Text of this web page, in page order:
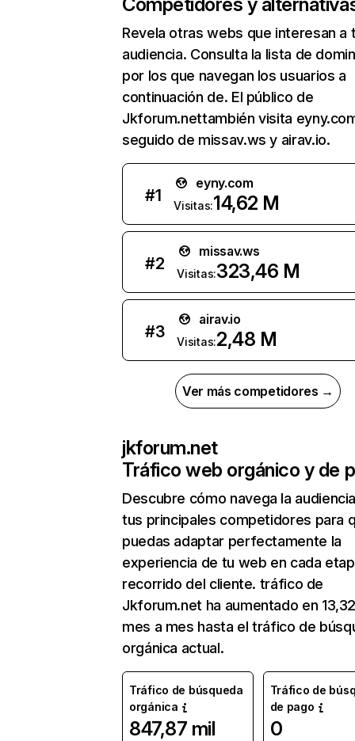
Revela otras webs que interesan a
audiencia. Consulta la lista de
por los que navegan los usuarios a
continuación de. El público de
Jkforum.nettambién visita
seguido de missav.ws y airav.io.
#1
eyny.com
Visitas:14,62 M
#2
missav.ws
Visitas:323,46 M
#3
airav.io
Visitas:2,48 M
Ver más competidores →
jkforum.net
Tráfico web orgánico y de
Descubre cómo navega la
tus principales competidores para
puedas adaptar perfectamente la
experiencia de tu web en cada
recorrido del cliente. tráfico de
Jkforum.net ha aumentado en
mes a mes hasta el tráfico de
orgánica actual.
Tráfico de búsqueda
orgánica
847,87 mil
Tráfico de
de pago
0